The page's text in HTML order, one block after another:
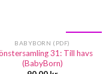
BABYBORN (PDF)
31: Till havs
(BabyBorn)